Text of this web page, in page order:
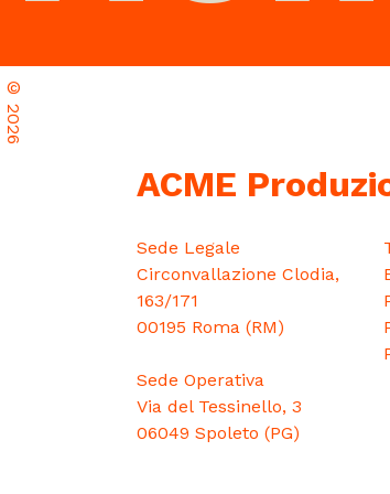
©
2026
ACME
Sede Legale
Circonvallazione Clodia,
163/171
00195 Roma (RM)
Sede Operativa
Via del Tessinello, 3
06049 Spoleto (PG)